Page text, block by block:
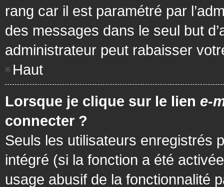
rang car il est paramétré par
des messages dans le seul but
administrateur peut rabaisser
Haut
Lorsque je clique sur le lien e-
connecter ?
Seuls les utilisateurs enregistrés
intégré (si la fonction a été
usage abusif de la fonctionnalité